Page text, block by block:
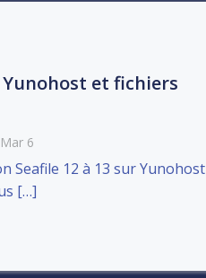
et fichiers
Mar 6
Seafile 12 à 13 sur Yunohost
[…]